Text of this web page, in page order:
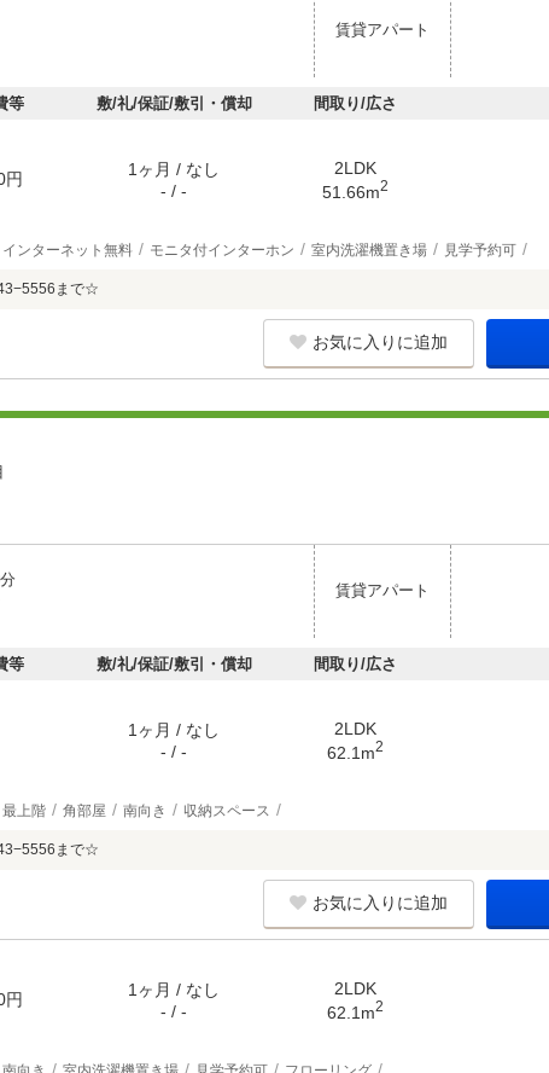
賃貸アパート
等 敷/礼/保証/敷引・償却 間取り/広さ
円
1ヶ月 / なし
- / -
2LDK
51.66m2
インターネット無料 モニタ付インターホン 室内洗濯機置き場 見学予約可
まで☆
お気に入りに追加
賃貸アパート
等 敷/礼/保証/敷引・償却 間取り/広さ
1ヶ月 / なし
- / -
2LDK
62.1m2
最上階 角部屋 南向き 収納スペース
まで☆
お気に入りに追加
円
1ヶ月 / なし
- / -
2LDK
62.1m2